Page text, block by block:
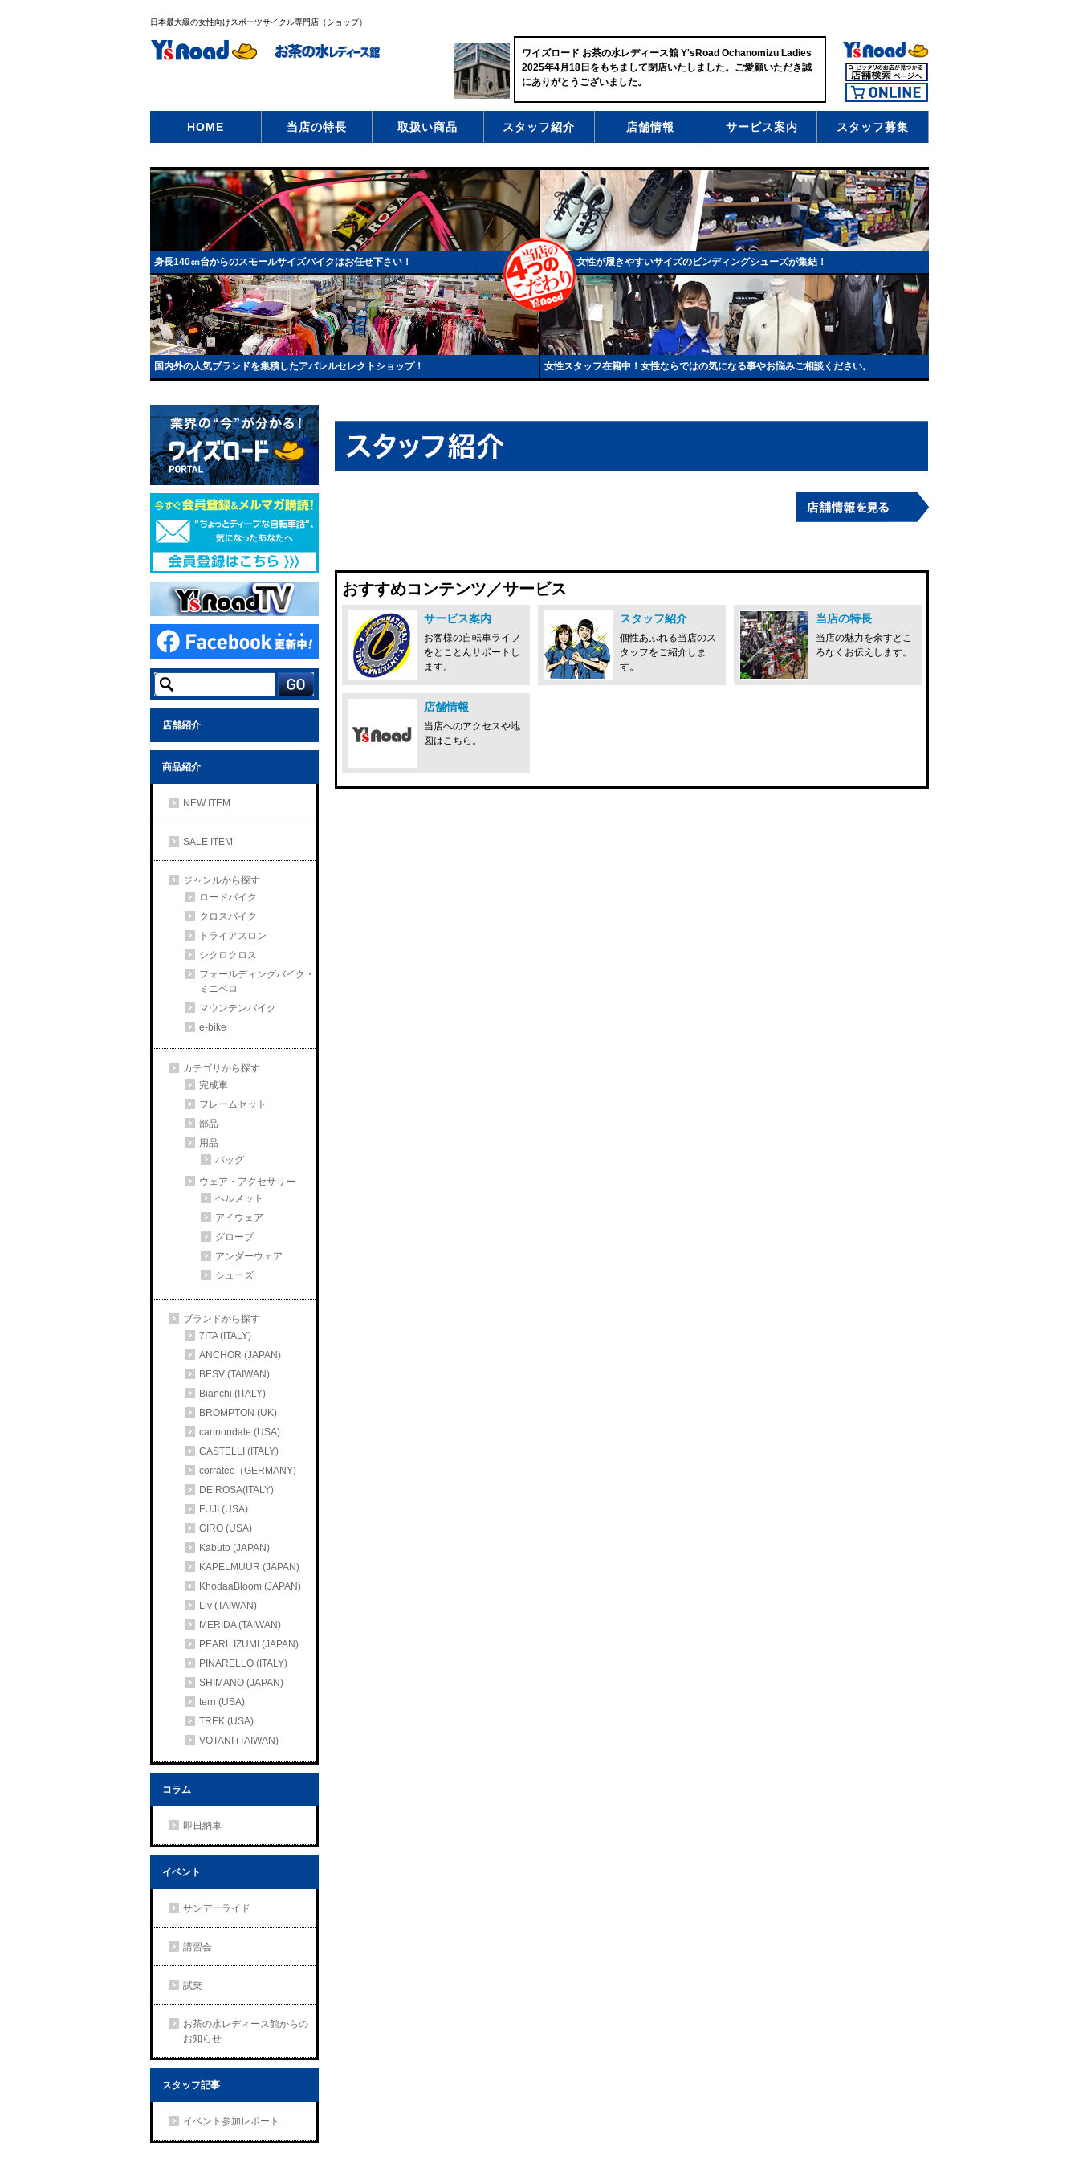
日本最大級の女性向けスポーツサイクル専門店（ショップ）
ワイズロード お茶の水レディース館 Y'sRoad Ochanomizu Ladies
2025年4月18日をもちまして閉店いたしました。ご愛顧いただき誠
にありがとうございました。
HOME 当店の特長 取扱い商品 スタッフ紹介 店舗情報 サービス案内 スタッフ募集
身長140㎝台からのスモールサイズバイクはお任せ下さい！ 女性が履きやすいサイズのビンディングシューズが集結！
国内外の人気ブランドを集積したアパレルセレクトショップ！ 女性スタッフ在籍中！女性ならではの気になる事やお悩みご相談ください。
おすすめコンテンツ／サービス
サービス案内
お客様の自転車ライフ
をとことんサポートし
ます。
スタッフ紹介
個性あふれる当店のス
タッフをご紹介しま
す。
当店の特長
当店の魅力を余すとこ
ろなくお伝えします。
店舗情報
当店へのアクセスや地
図はこちら。
店舗紹介
商品紹介
NEW ITEM
SALE ITEM
ジャンルから探す
ロードバイク
クロスバイク
トライアスロン
シクロクロス
フォールディングバイク・
ミニベロ
マウンテンバイク
e-bike
カテゴリから探す
完成車
フレームセット
部品
用品
バッグ
ウェア・アクセサリー
ヘルメット
アイウェア
グローブ
アンダーウェア
シューズ
ブランドから探す
7ITA (ITALY)
ANCHOR (JAPAN)
BESV (TAIWAN)
Bianchi (ITALY)
BROMPTON (UK)
cannondale (USA)
CASTELLI (ITALY)
corratec（GERMANY)
DE ROSA(ITALY)
FUJI (USA)
GIRO (USA)
Kabuto (JAPAN)
KAPELMUUR (JAPAN)
KhodaaBloom (JAPAN)
Liv (TAIWAN)
MERIDA (TAIWAN)
PEARL IZUMI (JAPAN)
PINARELLO (ITALY)
SHIMANO (JAPAN)
tern (USA)
TREK (USA)
VOTANI (TAIWAN)
コラム
即日納車
イベント
サンデーライド
講習会
試乗
お茶の水レディース館からの
お知らせ
スタッフ記事
イベント参加レポート